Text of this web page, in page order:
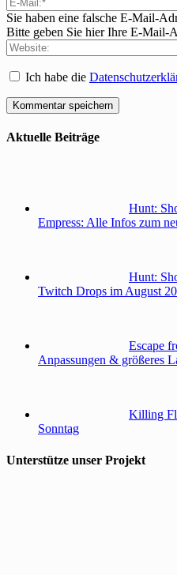
Sie haben eine falsche E-Mail-
Bitte geben Sie hier Ihre E-Mail-
Ich habe die
Aktuelle Beiträge
Hunt:
Empress: Alle Infos zum
Hunt:
Twitch Drops im August
Escape
Anpassungen & größeres
Killing
Sonntag
Unterstütze unser Projekt